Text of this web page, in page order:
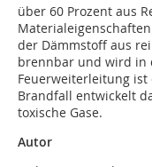
über 60 Prozent aus
der Dämmstoff aus
brennbar und wird in
Feuerweiterleitung ist
Brandfall entwickelt
toxische Gase.
Autor